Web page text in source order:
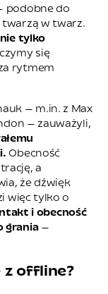
podobne do
w twarz.
nie tylko
się
rytmem
— m.in. z Max
— zauważyli,
Obecność
a
że dźwięk
więc tylko o
i obecność
grania—
z offline?